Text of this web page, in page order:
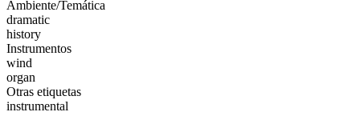
Ambiente/Temática
dramatic
history
Instrumentos
wind
organ
Otras etiquetas
instrumental